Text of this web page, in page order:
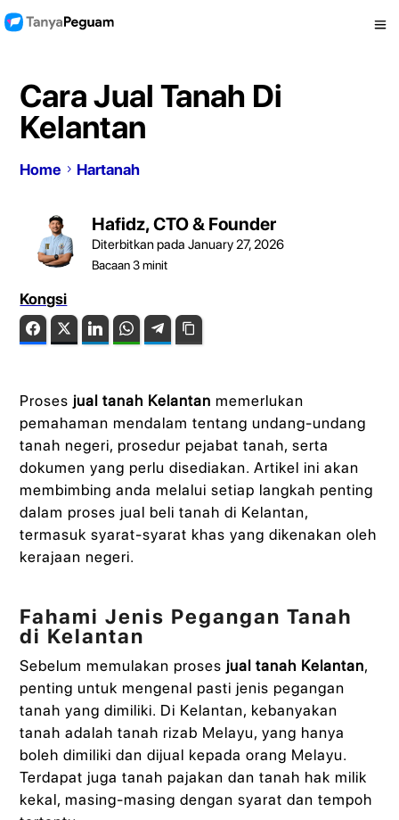
Cara Jual Tanah Di
Kelantan
Home Hartanah
Hafidz, CTO & Founder
Diterbitkan pada January 27, 2026
Bacaan3minit
Kongsi
FacebookTwitter LinkedIn WhatsAppTelegram
Proses jual tanah Kelantan memerlukan
pemahaman mendalam tentang undang-undang
tanah negeri, prosedur pejabat tanah, serta
dokumen yang perlu disediakan. Artikel ini akan
membimbing anda melalui setiap langkah penting
dalam proses jual beli tanah di Kelantan,
termasuk syarat-syarat khas yang dikenakan oleh
kerajaan negeri.
Fahami Jenis Pegangan Tanah
di Kelantan
Sebelum memulakan proses jual tanah Kelantan,
penting untuk mengenal pasti jenis pegangan
tanah yang dimiliki. Di Kelantan, kebanyakan
tanah adalah tanah rizab Melayu, yang hanya
boleh dimiliki dan dijual kepada orang Melayu.
Terdapat juga tanah pajakan dan tanah hak milik
kekal, masing-masing dengan syarat dan tempoh